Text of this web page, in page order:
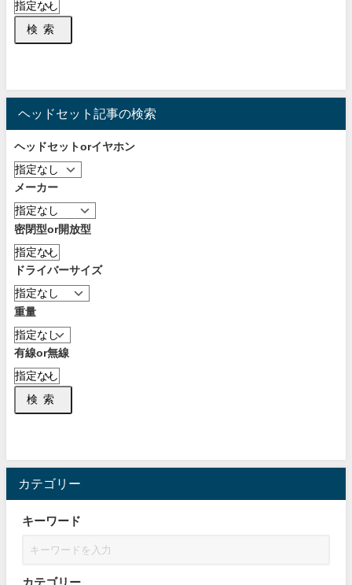
検索
ヘッドセット記事の検索
ヘッドセットorイヤホン
メーカー
密閉型or開放型
ドライバーサイズ
重量
有線or無線
検索
カテゴリー
キーワード
カテゴリー